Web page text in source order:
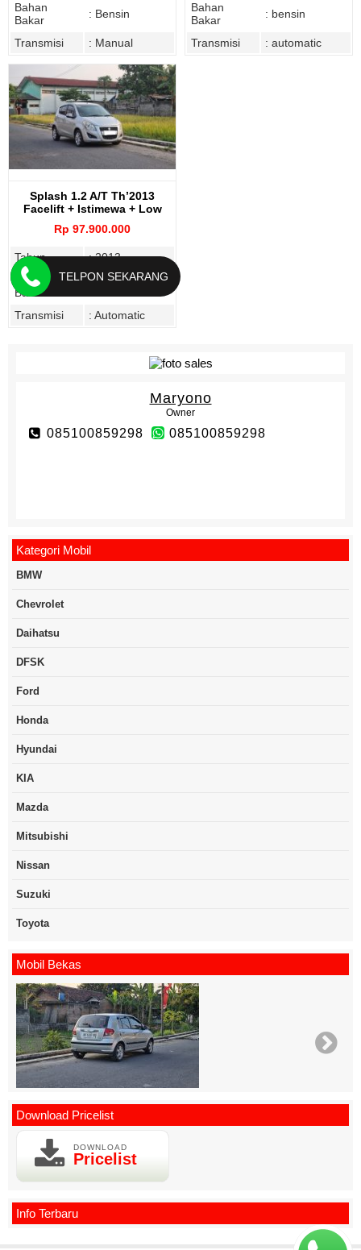
Bahan
Bakar
: Bensin
Transmisi : Manual
Bahan
Bakar
: bensin
Transmisi : automatic
Splash 1.2 A/T Th’2013
Facelift + Istimewa + Low
KM
Rp 97.900.000
Tahun
: 2013
Bahan
Bakar
Transmisi : Automatic
Maryono
Owner
085100859298 085100859298
Kategori Mobil
BMW
Chevrolet
Daihatsu
DFSK
Ford
Honda
Hyundai
KIA
Mazda
Mitsubishi
Nissan
Suzuki
Toyota
Mobil Bekas
Download Pricelist
DOWNLOAD
Pricelist
Info Terbaru
TELPON SEKARANG